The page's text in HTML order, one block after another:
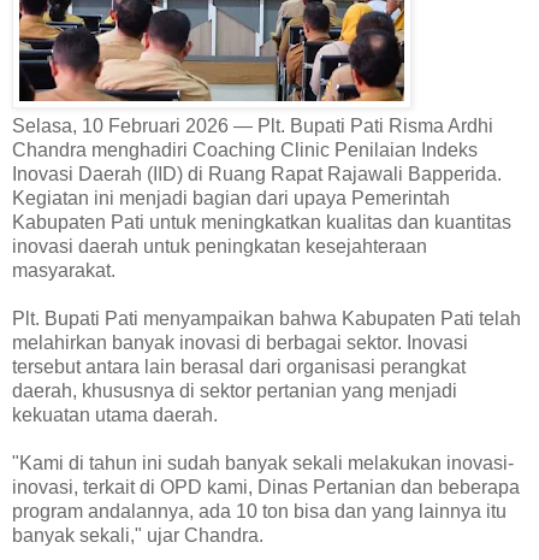
Selasa, 10 Februari 2026 — Plt. Bupati Pati Risma Ardhi
Chandra menghadiri Coaching Clinic Penilaian Indeks
Inovasi Daerah (IID) di Ruang Rapat Rajawali Bapperida.
Kegiatan ini menjadi bagian dari upaya Pemerintah
Kabupaten Pati untuk meningkatkan kualitas dan kuantitas
inovasi daerah untuk peningkatan kesejahteraan
masyarakat.
Plt. Bupati Pati menyampaikan bahwa Kabupaten Pati telah
melahirkan banyak inovasi di berbagai sektor. Inovasi
tersebut antara lain berasal dari organisasi perangkat
daerah, khususnya di sektor pertanian yang menjadi
kekuatan utama daerah.
"Kami di tahun ini sudah banyak sekali melakukan inovasi-
inovasi, terkait di OPD kami, Dinas Pertanian dan beberapa
program andalannya, ada 10 ton bisa dan yang lainnya itu
banyak sekali," ujar Chandra.